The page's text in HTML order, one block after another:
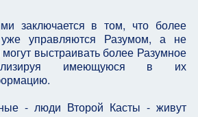
заключается в том, что более
управляются Разумом, а не
выстраивать более Разумное
имеющуюся в их
- люди Второй Касты - живут